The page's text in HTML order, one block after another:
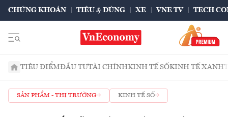
CHỨNG KHOÁN TIÊU & DÙNG XE VNE TV TECH
TIÊU ĐIỂMĐẦU TƯTÀI CHÍNHKINH TẾ SỐKINH TẾ XANH
SẢN PHẨM - THỊ TRƯỜNG KINH TẾ SỐ